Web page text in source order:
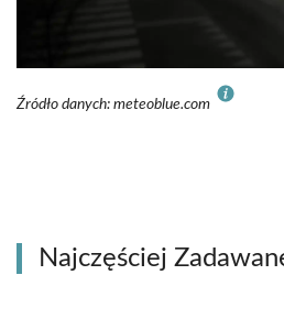
Źródło danych: meteoblue.com
Najczęściej